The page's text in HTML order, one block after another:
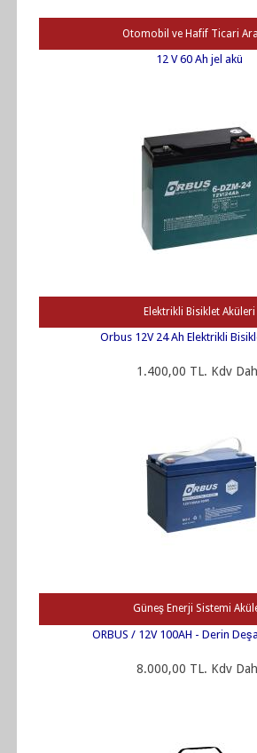
Otomobil ve Hafif Ticari
12 V 60 Ah jel akü
Elektrikli Bisiklet Aküleri
Orbus 12V 24 Ah Elektrikli
1.400,00 TL. Kdv
Güneş Enerji Sistemi
ORBUS / 12V 100AH - Derin
8.000,00 TL. Kdv